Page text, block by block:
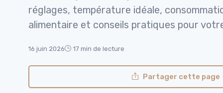
réglages, température idéale,
alimentaire et conseils pratiques pour
16 juin 2026 17 min de lecture
Partager cette page